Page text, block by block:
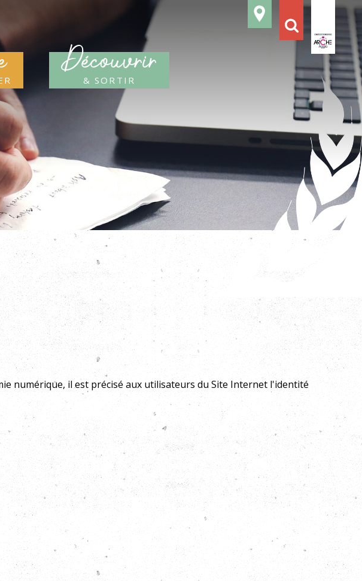
Découvrir
& sortir
numérique, il est précisé aux utilisateurs du Site Internet l'identité